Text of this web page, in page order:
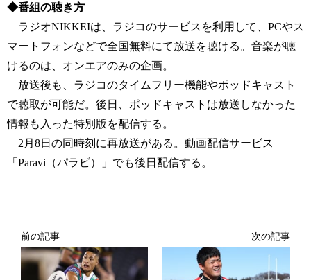
◆番組の聴き方
ラジオNIKKEIは、ラジコのサービスを利用して、PCやス
マートフォンなどで全国無料にて放送を聴ける。音楽が聴
けるのは、オンエアのみの企画。
放送後も、ラジコのタイムフリー機能やポッドキャスト
で聴取が可能だ。後日、ポッドキャストは放送しなかった
情報も入った特別版を配信する。
2月8日の同時刻に再放送がある。動画配信サービス
「Paravi（パラビ）」でも後日配信する。
前の記事 次の記事